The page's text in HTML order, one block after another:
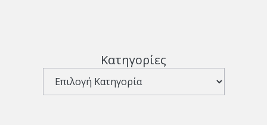
Κατηγορίες